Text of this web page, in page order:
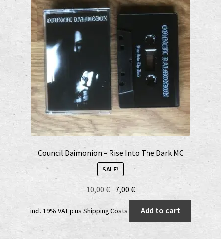
Council Daimonion – Rise Into The Dark MC
SALE!
10,00€ Original
was:
7,00€Current
price
is:
incl. 19% VATplus Shipping Costs Add to cart